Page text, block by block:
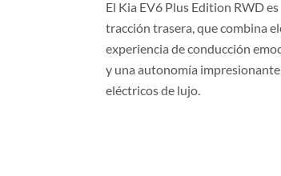
El Kia EV6 Plus Edition RWD
tracción trasera, que combina
experiencia de conducción
y una autonomía
eléctricos de lujo.